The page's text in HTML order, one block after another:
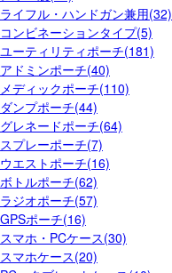
ライフル・ハンドガン兼用(32)
コンビネーションタイプ(5)
ユーティリティポーチ(181)
アドミンポーチ(40)
メディックポーチ(110)
ダンプポーチ(44)
グレネードポーチ(64)
スプレーポーチ(7)
ウエストポーチ(16)
ボトルポーチ(62)
ラジオポーチ(57)
GPSポーチ(16)
スマホ・PCケース(30)
スマホケース(20)